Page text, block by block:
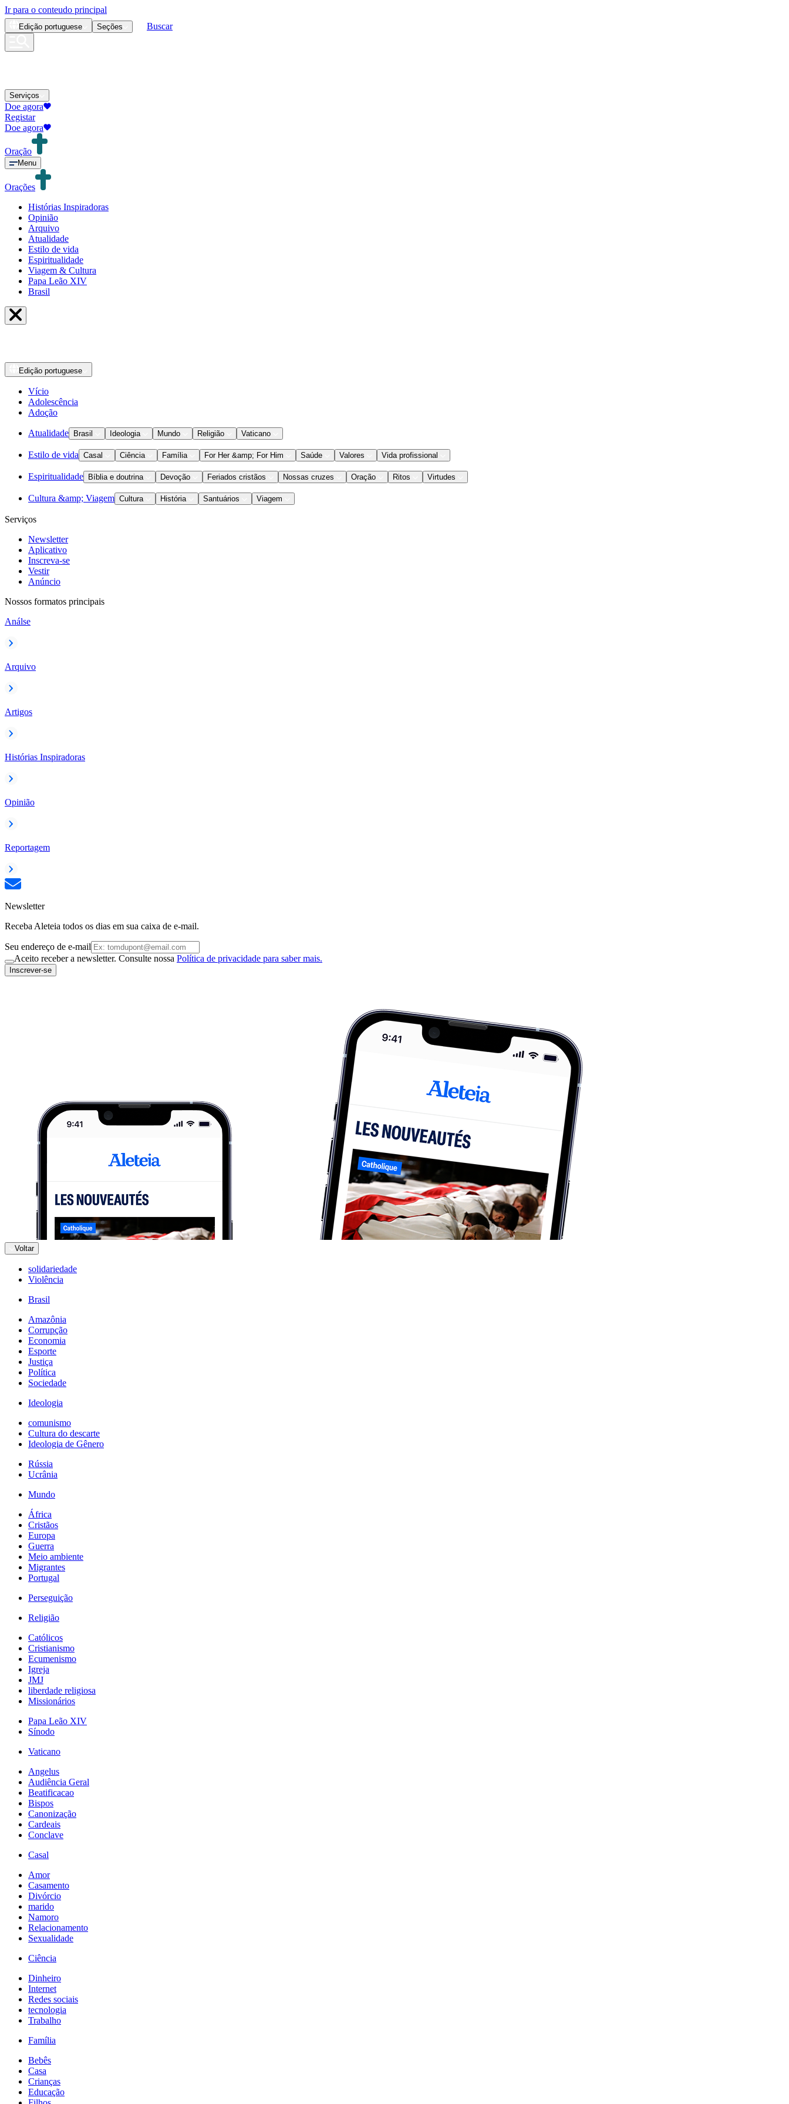
Ir para o conteudo principal
Edição portuguese Seções Buscar
Serviços
Doe agora
Registar
Doe agora
Oração
Menu
Orações
Histórias Inspiradoras
Opinião
Arquivo
Atualidade
Estilo de vida
Espiritualidade
Viagem & Cultura
Papa Leão XIV
Brasil
Edição portuguese
Vício
Adolescência
Adoção
Atualidade Brasil Ideologia Mundo Religião Vaticano
Estilo de vida Casal Ciência Família For Her &amp; For Him Saúde Valores Vida profissional
Espiritualidade Bíblia e doutrina Devoção Feriados cristãos Nossas cruzes Oração Ritos Virtudes
Cultura &amp; Viagem Cultura História Santuários Viagem
Serviços
Newsletter
Aplicativo
Inscreva-se
Vestir
Anúncio
Nossos formatos principais
Análse
Arquivo
Artigos
Histórias Inspiradoras
Opinião
Reportagem
Newsletter
Receba Aleteia todos os dias em sua caixa de e-mail.
Seu endereço de e-mail
Aceito receber a newsletter. Consulte nossa Política de privacidade para saber mais.
Inscrever-se
Voltar
solidariedade
Violência
Brasil
Amazônia
Corrupção
Economia
Esporte
Justiça
Política
Sociedade
Ideologia
comunismo
Cultura do descarte
Ideologia de Gênero
Rússia
Ucrânia
Mundo
África
Cristãos
Europa
Guerra
Meio ambiente
Migrantes
Portugal
Perseguição
Religião
Católicos
Cristianismo
Ecumenismo
Igreja
JMJ
liberdade religiosa
Missionários
Papa Leão XIV
Sínodo
Vaticano
Angelus
Audiência Geral
Beatificacao
Bispos
Canonização
Cardeais
Conclave
Casal
Amor
Casamento
Divórcio
marido
Namoro
Relacionamento
Sexualidade
Ciência
Dinheiro
Internet
Redes sociais
tecnologia
Trabalho
Família
Bebês
Casa
Crianças
Educação